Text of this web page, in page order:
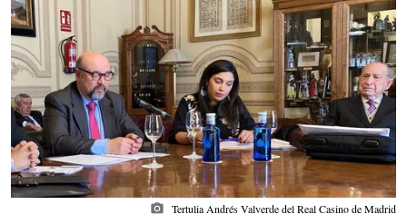
photo_camera Tertulia Andrés Valverde del Real Casino de Madrid